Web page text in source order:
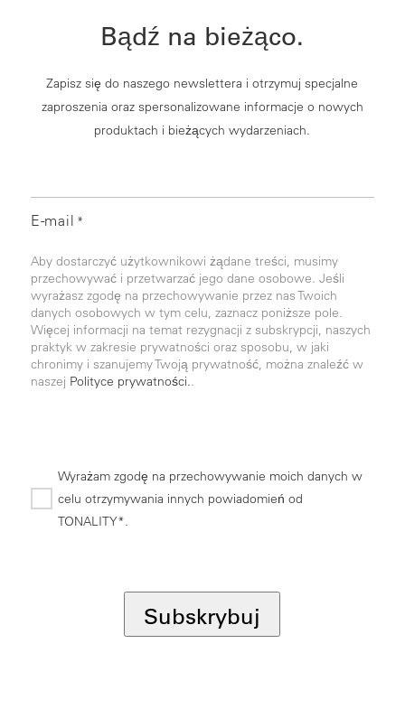
Bądź na bieżąco.
Zapisz się do naszego newslettera i otrzymuj specjalne
zaproszenia oraz spersonalizowane informacje o nowych
produktach i bieżących wydarzeniach.
E-mail *
Aby dostarczyć użytkownikowi żądane treści, musimy
przechowywać i przetwarzać jego dane osobowe. Jeśli
wyrażasz zgodę na przechowywanie przez nas Twoich
danych osobowych w tym celu, zaznacz poniższe pole.
Więcej informacji na temat rezygnacji z subskrypcji, naszych
praktyk w zakresie prywatności oraz sposobu, w jaki
chronimy i szanujemy Twoją prywatność, można znaleźć w
naszej Polityce prywatności.
Wyrażam zgodę na przechowywanie moich danych w
celu otrzymywania innych powiadomień od
TONALITY*.
Subskrybuj